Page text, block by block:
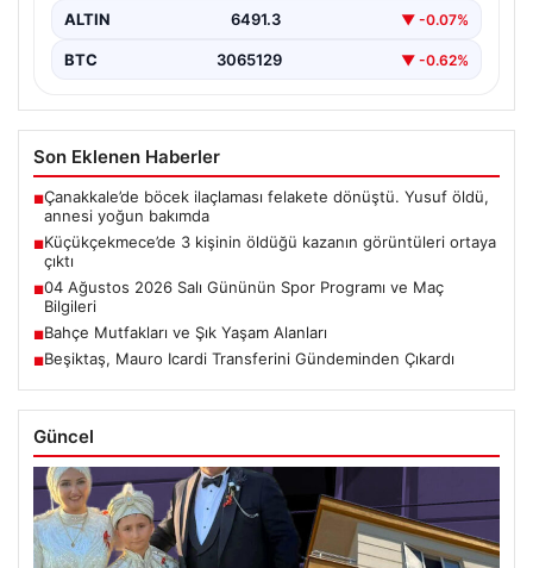
ALTIN 6491.3 ▼ -0.07%
BTC 3065129 ▼ -0.62%
Son Eklenen Haberler
■Çanakkale’de böcek ilaçlaması felakete dönüştü. Yusuf öldü,
annesi yoğun bakımda
■Küçükçekmece’de 3 kişinin öldüğü kazanın görüntüleri ortaya
çıktı
■04 Ağustos 2026 Salı Gününün Spor Programı ve Maç
Bilgileri
■Bahçe Mutfakları ve Şık Yaşam Alanları
■Beşiktaş, Mauro Icardi Transferini Gündeminden Çıkardı
Güncel